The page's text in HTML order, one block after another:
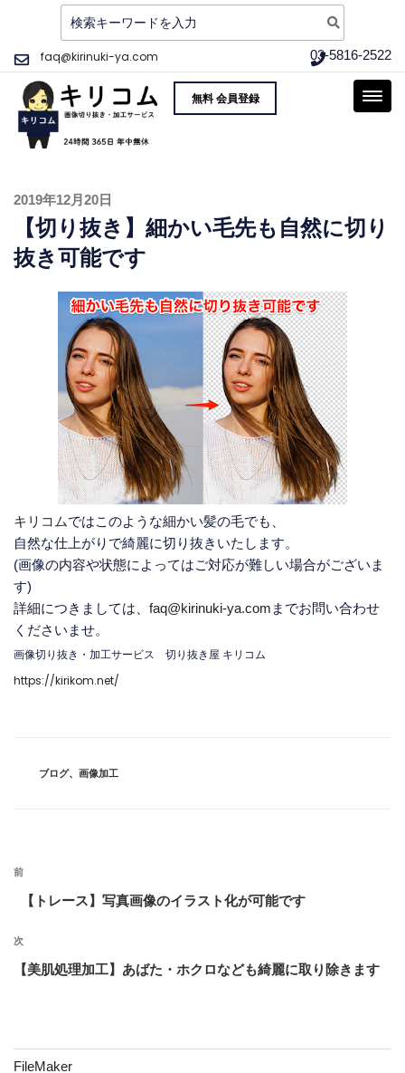
検
索:
ン
faq@kirinuki-ya.com 03-5816-2522
画像切り抜き加工サー
ビス 切り抜き屋 キリ
品質重視、そして実質最安値 〜 写真 画像
の切り抜き加工をご提供!
無料 会員登録
投
2019年12月20日
【切り抜き】細かい毛先も自然に切り
抜き可能です
キリコムではこのような細かい髪の毛でも、
自然な仕上がりで綺麗に切り抜きいたします。
(画像の内容や状態によってはご対応が難しい場合がございま
す)
詳細につきましては、 faq@kirinuki-ya.com までお問い合わせ
くださいませ。
画像切り抜き・加工サービス 切り抜き屋 キリコム
https://kirikom.net/
カ
ブログ、 画像加工
投
稿
ナ
ビ
ゲ
ン
前
稿
前
【トレース】写真画像のイラスト化が可能です
次
の
次
【美肌処理加工】あばた・ホクロなども綺麗に取り除きます
FileMaker